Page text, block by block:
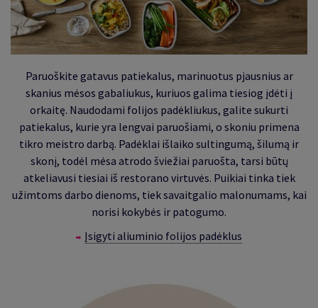
Paruoškite gatavus patiekalus, marinuotus pjausnius ar
skanius mėsos gabaliukus, kuriuos galima tiesiog įdėti į
orkaitę. Naudodami folijos padėkliukus, galite sukurti
patiekalus, kurie yra lengvai paruošiami, o skoniu primena
tikro meistro darbą. Padėklai išlaiko sultingumą, šilumą ir
skonį, todėl mėsa atrodo šviežiai paruošta, tarsi būtų
atkeliavusi tiesiai iš restorano virtuvės. Puikiai tinka tiek
užimtoms darbo dienoms, tiek savaitgalio malonumams, kai
norisi kokybės ir patogumo.
Įsigyti aliuminio folijos padėklus